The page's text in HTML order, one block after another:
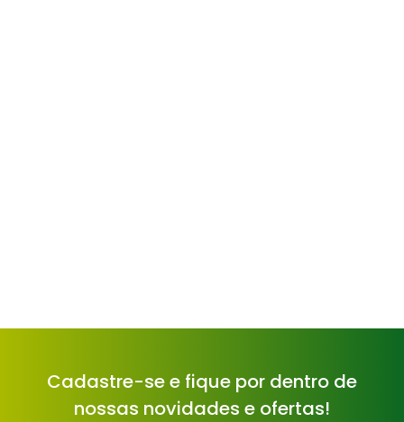
Cadastre-se e fique por dentro de
nossas novidades e ofertas!